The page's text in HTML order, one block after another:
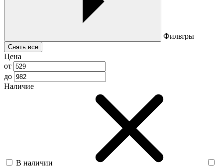
Фильтры
Снять все
Цена
от
до
Наличие
В наличии